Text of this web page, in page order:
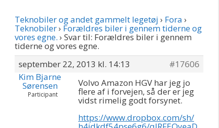
Teknobiler og andet gammelt legetøj › Fora ›
Teknobiler› Forældres biler i gennem tiderne og
vores egne. › Svar til: Forældres biler i gennem
tiderne og vores egne.
september 22, 2013 kl. 14:13
#17606
Kim Bjarne
Sørensen
Participant
Volvo Amazon HGV har jeg jo
flere af i forvejen, så der er jeg
vidst rimelig godt forsynet.
https://www.dropbox.com/sh/